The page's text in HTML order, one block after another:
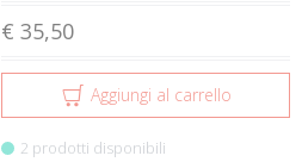
€ 35,50
Aggiungi al carrello
2 prodotti disponibili